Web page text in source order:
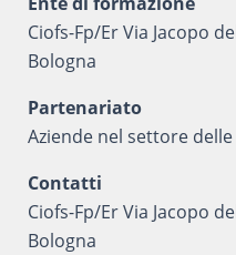
Ciofs-Fp/Er Via Jacopo
Bologna
Partenariato
Aziende nel settore
Contatti
Ciofs-Fp/Er Via Jacopo
Bologna